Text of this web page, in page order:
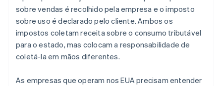
sobre vendas é recolhido pela empresa e o imposto
sobre uso é declarado pelo cliente. Ambos os
impostos coletam receita sobre o consumo tributável
para o estado, mas colocam a responsabilidade de
coletá-la em mãos diferentes.
As empresas que operam nos EUA precisam entender